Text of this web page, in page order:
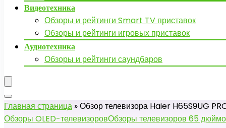
Видеотехника
Обзоры и рейтинги Smart TV приставок
Обзоры и рейтинги игровых приставок
Аудиотехника
Обзоры и рейтинги саундбаров
Главная страница »Обзор телевизора Haier H65S9UG
Обзоры OLED-телевизоровОбзоры телевизоров 65